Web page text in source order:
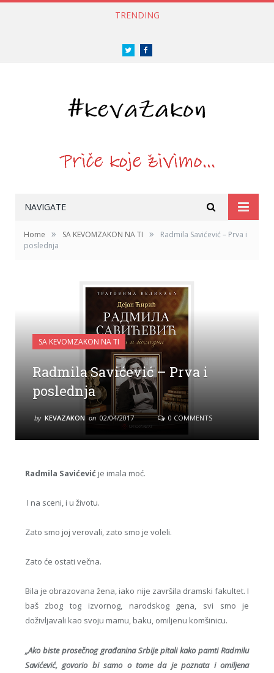
TRENDING
Twitter
NAVIGATE
Home » SA KEVOMZAKON NA TI »
Radmila Savićević – Prva i
poslednja
SA KEVOMZAKON NA TI
Radmila Savićević – Prva i
poslednja
by KEVAZAKON on 02/04/2017 0 COMMENTS
Radmila Savićević je imala moć.
I na sceni, i u životu.
Zato smo joj verovali, zato smo je voleli.
Zato će ostati večna.
Bila je obrazovana žena, iako nije završila dramski fakultet. I
baš zbog tog izvornog, narodskog gena, svi smo je
doživljavali kao svoju mamu, baku, omiljenu komšinicu.
„Ako biste prosečnog građanina Srbije pitali kako pamti Radmilu
Savićević, govorio bi samo o tome da je poznata i omiljena